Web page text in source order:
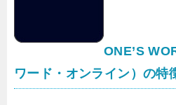
ONE’S
ワード・オンライン）の特